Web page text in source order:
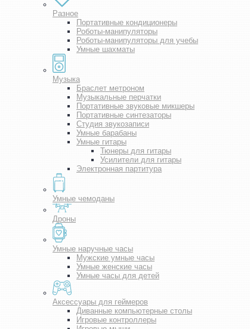
Разное
Портативные кондиционеры
Роботы-манипуляторы
Роботы-манипуляторы для учебы
Умные шахматы
Музыка
Браслет метроном
Музыкальные перчатки
Портативные звуковые микшеры
Портативные синтезаторы
Студия звукозаписи
Умные барабаны
Умные гитары
Тюнеры для гитары
Усилители для гитары
Электронная партитура
Умные чемоданы
Дроны
Умные наручные часы
Мужские умные часы
Умные женские часы
Умные часы для детей
Аксессуары для геймеров
Диванные компьютерные столы
Игровые контроллеры